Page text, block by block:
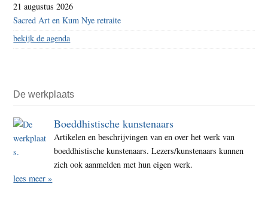
21 augustus 2026
Sacred Art en Kum Nye retraite
bekijk de agenda
De werkplaats
Boeddhistische kunstenaars
Artikelen en beschrijvingen van en over het werk van
boeddhistische kunstenaars. Lezers/kunstenaars kunnen
zich ook aanmelden met hun eigen werk.
lees meer »